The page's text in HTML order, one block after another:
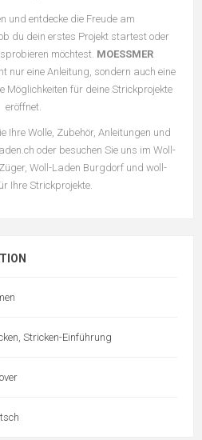
und entdecke die Freude am
du dein erstes Projekt startest oder
möchtest. MOESSMER
nur eine Anleitung, sondern auch eine
Möglichkeiten für deine Strickprojekte
eröffnet.
Ihre Wolle, Zubehör, Anleitungen und
oder besuchen Sie uns im Woll-
Woll-Laden Burgdorf und woll-
Ihre Strickprojekte.
Stricken-Einführung